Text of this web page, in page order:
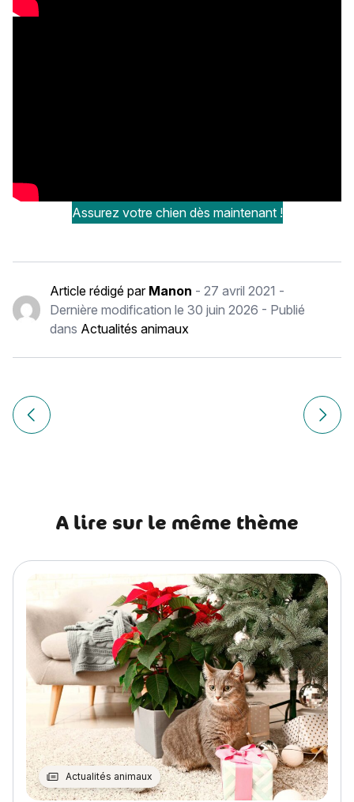
Assurez votre chien dès maintenant !
Article rédigé par Manon -27 avril 2021 -
Dernière modification le30 juin 2026 - Publié
dans Actualités animaux
Navigation
de
Article précédent Faire du sport avec son animal deArticle
A lire sur le même thème
Actualités animaux